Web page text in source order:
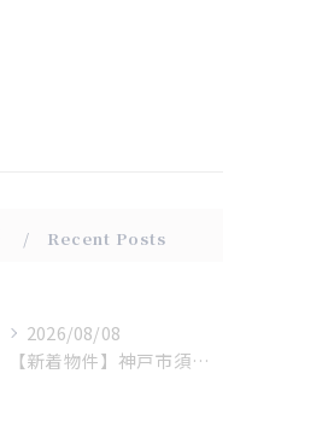
Recent Posts
2026/08/08
【新着物件】神戸市須磨区